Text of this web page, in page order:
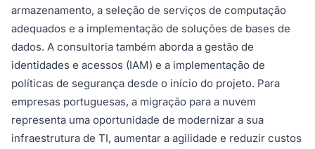
armazenamento, a seleção de serviços de computação
adequados e a implementação de soluções de bases de
dados. A consultoria também aborda a gestão de
identidades e acessos (IAM) e a implementação de
políticas de segurança desde o início do projeto. Para
empresas portuguesas, a migração para a nuvem
representa uma oportunidade de modernizar a sua
infraestrutura de TI, aumentar a agilidade e reduzir custos